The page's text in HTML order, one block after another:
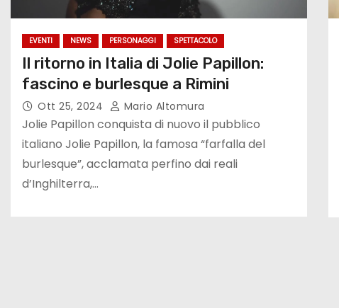
EVENTI NEWS PERSONAGGI SPETTACOLO
Il ritorno in Italia di Jolie Papillon:
fascino e burlesque a Rimini
Ott 25, 2024 Mario Altomura
Jolie Papillon conquista di nuovo il pubblico
italiano Jolie Papillon, la famosa “farfalla del
burlesque”, acclamata perfino dai reali
d’Inghilterra,…